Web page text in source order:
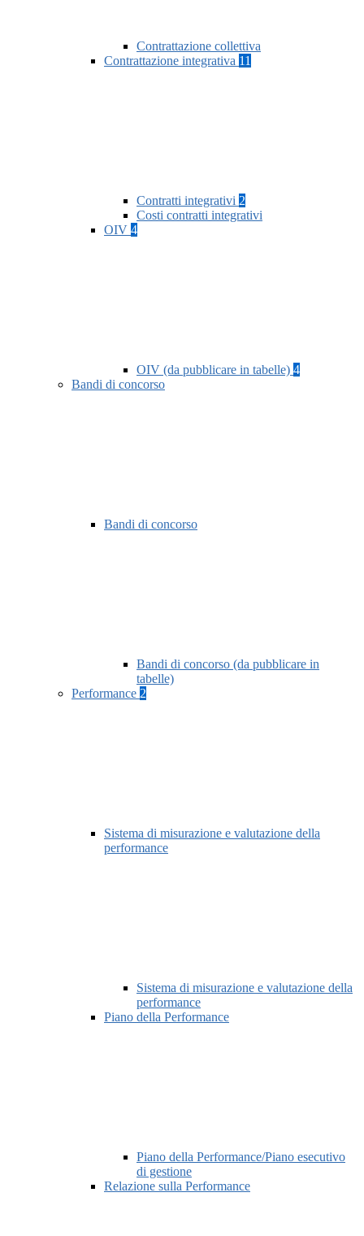
Contrattazione collettiva
Contrattazione integrativa 11
Contratti integrativi 2
Costi contratti integrativi
OIV 4
OIV (da pubblicare in tabelle) 4
Bandi di concorso
Bandi di concorso
Bandi di concorso (da pubblicare in
tabelle)
Performance 2
Sistema di misurazione e valutazione della
performance
Sistema di misurazione e valutazione della
performance
Piano della Performance
Piano della Performance/Piano esecutivo
di gestione
Relazione sulla Performance